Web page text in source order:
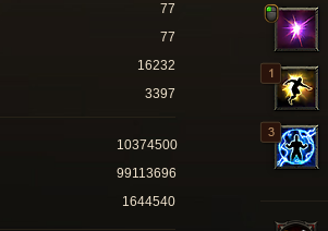
77
77
16232
3397
10374500
99113696
1644540